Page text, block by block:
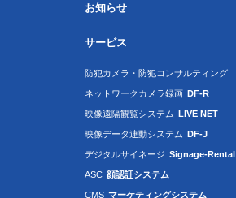
お知らせ
サービス
防犯カメラ・防犯コンサルティング
ネットワークカメラ録画 DF-R
映像遠隔観覧システム LIVE NET
映像データ連動システム DF-J
デジタルサイネージ Signage-Rental
ASC 顔認証システム
CMS マーケティングシステム